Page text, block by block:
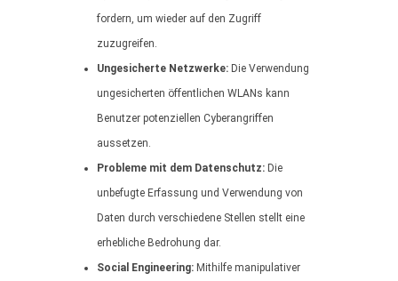
fordern, um wieder auf den Zugriff
zuzugreifen.
Ungesicherte Netzwerke: Die Verwendung
ungesicherten öffentlichen WLANs kann
Benutzer potenziellen Cyberangriffen
aussetzen.
Probleme mit dem Datenschutz: Die
unbefugte Erfassung und Verwendung von
Daten durch verschiedene Stellen stellt eine
erhebliche Bedrohung dar.
Social Engineering: Mithilfe manipulativer